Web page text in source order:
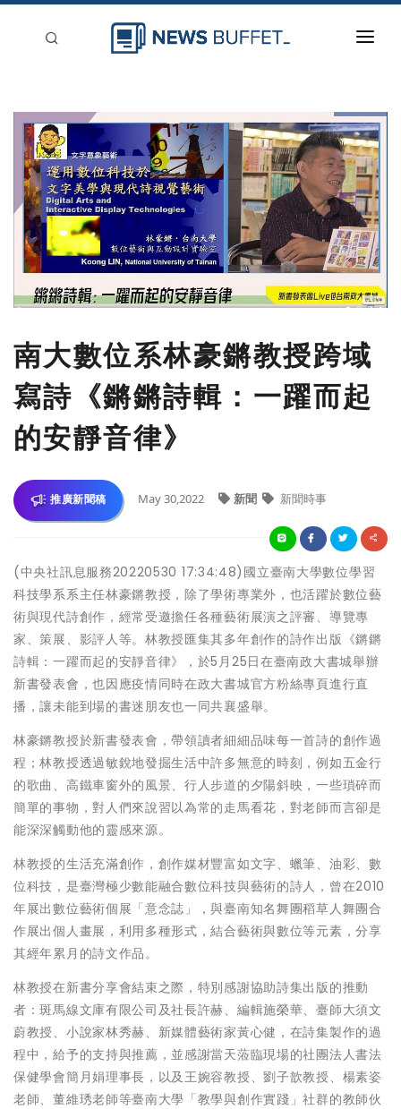
新聞稿分類
登入
刊登
南大數位系林豪鏘教授跨域
寫詩《鏘鏘詩輯：一躍而起
的安靜音律》
推廣新聞稿 May 30,2022 新聞 新聞時事
(中央社訊息服務20220530 17:34:48)國立臺南大學數位學習
科技學系系主任林豪鏘教授，除了學術專業外，也活躍於數位藝
術與現代詩創作，經常受邀擔任各種藝術展演之評審、導覽專
家、策展、影評人等。林教授匯集其多年創作的詩作出版《鏘鏘
詩輯：一躍而起的安靜音律》，於5月25日在臺南政大書城舉辦
新書發表會，也因應疫情同時在政大書城官方粉絲專頁進行直
播，讓未能到場的書迷朋友也一同共襄盛舉。
林豪鏘教授於新書發表會，帶領讀者細細品味每一首詩的創作過
程；林教授透過敏銳地發掘生活中許多無意的時刻，例如五金行
的歌曲、高鐵車窗外的風景、行人步道的夕陽斜映，一些瑣碎而
簡單的事物，對人們來說習以為常的走馬看花，對老師而言卻是
能深深觸動他的靈感來源。
林教授的生活充滿創作，創作媒材豐富如文字、蠟筆、油彩、數
位科技，是臺灣極少數能融合數位科技與藝術的詩人，曾在2010
年展出數位藝術個展「意念誌」，與臺南知名舞團稻草人舞團合
作展出個人畫展，利用多種形式，結合藝術與數位等元素，分享
其經年累月的詩文作品。
林教授在新書分享會結束之際，特別感謝協助詩集出版的推動
者：斑馬線文庫有限公司及社長許赫、編輯施榮華、臺師大須文
蔚教授、小說家林秀赫、新媒體藝術家黃心健，在詩集製作的過
程中，給予的支持與推薦，並感謝當天蒞臨現場的社團法人書法
保健學會簡月娟理事長，以及王婉容教授、劉子歆教授、楊素姿
老師、董維琇老師等臺南大學「教學與創作實踐」社群的教師伙